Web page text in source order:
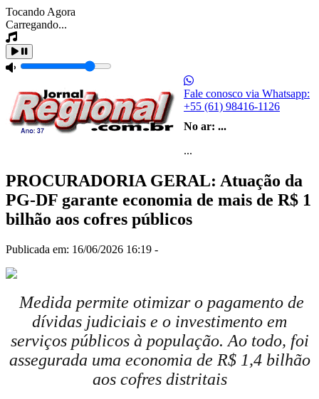
Tocando Agora
Carregando...
Fale conosco via Whatsapp:
+55 (61) 98416-1126
No ar: ...
...
PROCURADORIA GERAL: Atuação da
PG-DF garante economia de mais de R$ 1
bilhão aos cofres públicos
Publicada em: 16/06/2026 16:19 -
Medida permite otimizar o pagamento de
dívidas judiciais e o investimento em
serviços públicos à população. Ao todo, foi
assegurada uma economia de R$ 1,4 bilhão
aos cofres distritais